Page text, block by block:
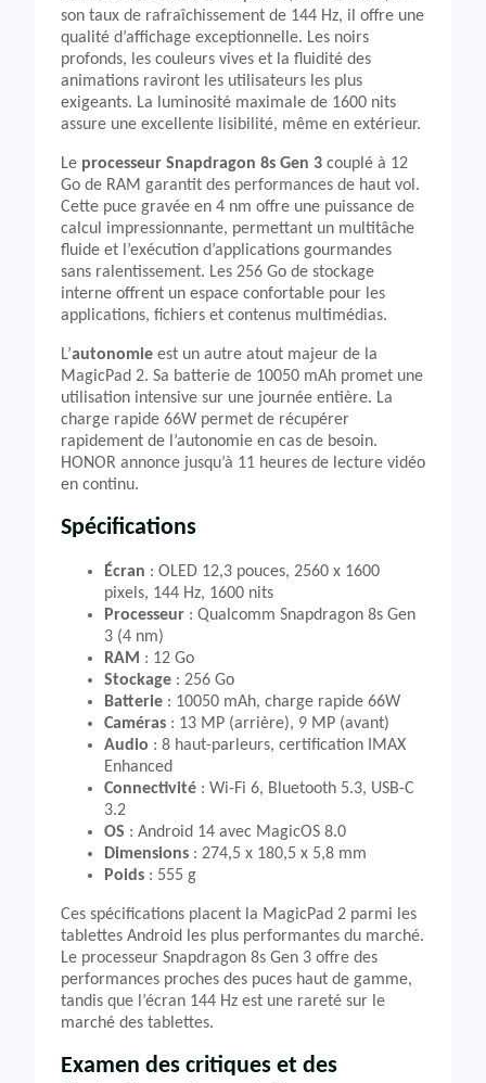
son taux de rafraîchissement de 144 Hz, il offre une
qualité d’affichage exceptionnelle. Les noirs
profonds, les couleurs vives et la fluidité des
animations raviront les utilisateurs les plus
exigeants. La luminosité maximale de 1600 nits
assure une excellente lisibilité, même en extérieur.
Le processeur Snapdragon 8s Gen 3 couplé à 12
Go de RAM garantit des performances de haut vol.
Cette puce gravée en 4 nm offre une puissance de
calcul impressionnante, permettant un multitâche
fluide et l’exécution d’applications gourmandes
sans ralentissement. Les 256 Go de stockage
interne offrent un espace confortable pour les
applications, fichiers et contenus multimédias.
L’autonomie est un autre atout majeur de la
MagicPad 2. Sa batterie de 10050 mAh promet une
utilisation intensive sur une journée entière. La
charge rapide 66W permet de récupérer
rapidement de l’autonomie en cas de besoin.
HONOR annonce jusqu’à 11 heures de lecture vidéo
en continu.
Spécifications
Écran : OLED 12,3 pouces, 2560 x 1600
pixels, 144 Hz, 1600 nits
Processeur : Qualcomm Snapdragon 8s Gen
3 (4 nm)
RAM : 12 Go
Stockage : 256 Go
Batterie : 10050 mAh, charge rapide 66W
Caméras : 13 MP (arrière), 9 MP (avant)
Audio : 8 haut-parleurs, certification IMAX
Enhanced
Connectivité : Wi-Fi 6, Bluetooth 5.3, USB-C
3.2
OS : Android 14 avec MagicOS 8.0
Dimensions : 274,5 x 180,5 x 5,8 mm
Poids : 555 g
Ces spécifications placent la MagicPad 2 parmi les
tablettes Android les plus performantes du marché.
Le processeur Snapdragon 8s Gen 3 offre des
performances proches des puces haut de gamme,
tandis que l’écran 144 Hz est une rareté sur le
marché des tablettes.
Examen des critiques et des